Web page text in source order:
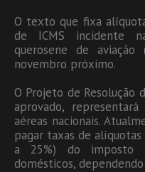
O texto que fixa
de ICMS incidente
querosene de
novembro próximo.
O Projeto de Resolução
aprovado,
aéreas nacionais.
pagar taxas de
a 25%) do imposto
domésticos,